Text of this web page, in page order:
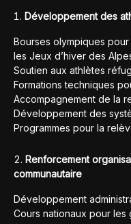
Développement des
Bourses olympiques
les Jeux d’hiver des
Soutien aux athlètes
Formations techniques
Accompagnement de la
Développement des
Programmes pour la
Renforcement
communautaire
Développement
Cours nationaux pour les